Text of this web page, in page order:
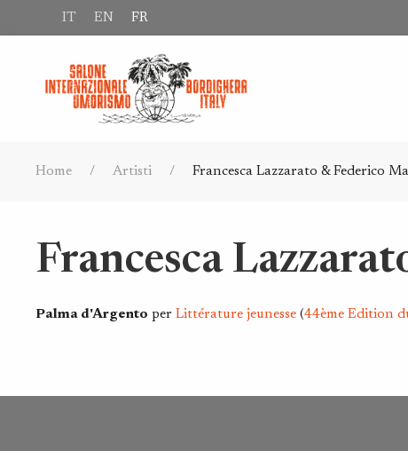
IT EN FR
Home Artisti Francesca Lazzarato & Federico
Francesca
Palma d'Argento per Littérature jeunesse (44ème Edition